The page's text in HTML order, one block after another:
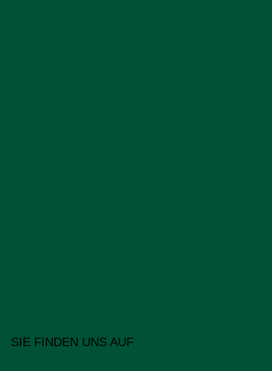
SIE FINDEN UNS AUF